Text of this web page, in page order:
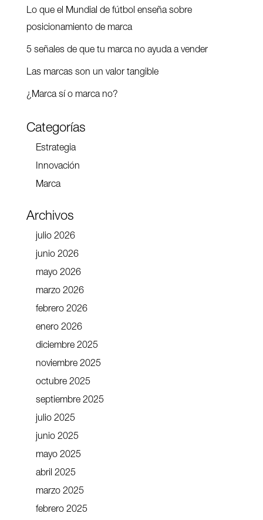
Lo que el Mundial de fútbol enseña sobre
posicionamiento de marca
5 señales de que tu marca no ayuda a vender
Las marcas son un valor tangible
¿Marca sí o marca no?
Categorías
Estrategia
Innovación
Marca
Archivos
julio 2026
junio 2026
mayo 2026
marzo 2026
febrero 2026
enero 2026
diciembre 2025
noviembre 2025
octubre 2025
septiembre 2025
julio 2025
junio 2025
mayo 2025
abril 2025
marzo 2025
febrero 2025